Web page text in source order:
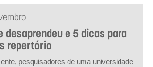
desaprendeu e 5 dicas para
repertório
pesquisadores de uma universidade